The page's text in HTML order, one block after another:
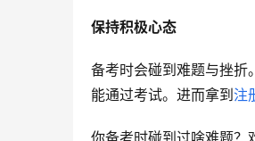
保持积极心态
备考时会碰到难题与挫折
能通过考试。进而拿到 注